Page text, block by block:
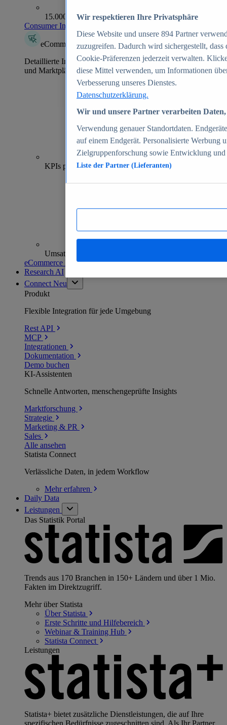
15.000+ Marken
Consumer Insights entdecken
eCommerce Insights
Detaillierte Informationen zu mehr als 39.000 Online-Shops
und Marktplätzen
70+
KPIs pro Shop
Umsatzanalysen und -prognosen
eCommerce Insights entdecken
Research AI
Connect Neu
Produkt
Flexible Integration für jede Umgebung
Rest API
MCP
Integrationen
Dokumentation
Demo buchen
KI-Assistenten
Schnelle Antworten, menschengeprüfte Insights
Marktforschung
Strategie
Marketing & PR
Sales
Alle ansehen
Statista Connect
Verlässliche Daten, in jedem Workflow
Mehrerfahren
Daily Data
Leistungen
Das Statistik Portal
Trends aus 170 Branchen in 150+ Ländern und über 1 Mio.
Fakten im Direktzugriff.
Mehr über Statista
Über Statista
Erste Schritte und Hilfebereich
Webinar & Training Hub
Statista Connect
Leistungen
Statista+ bietet zusätzliche Dienstleistungen, die auf Ihre
spezifischen Bedürfnisse zugeschnitten sind. Als Ihr Partner
Wir respektieren Ihre Privatsphäre
Diese Website und unsere 894 Partner
zuzugreifen. Dadurch wird sichergestellt,
Cookie-Präferenzen jederzeit verwalten.
diese Mittel verwenden, um Informationen
Verbesserung unseres Dienstes.
Datenschutzerklärung.
Wir und unsere Partner verarbeiten
Verwendung genauer Standortdaten.
auf einem Endgerät. Personalisierte Werbung
Zielgruppenforschung sowie Entwicklung
Liste der Partner (Lieferanten)